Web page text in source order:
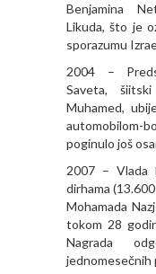
Benjamina
Likuda, što je
sporazumu
2004 –
Saveta,
Muhamed,
automobilom-
poginulo još
2007 – Vlada
dirhama
Mohamada
tokom 28
Nagrada
jednomesečnih